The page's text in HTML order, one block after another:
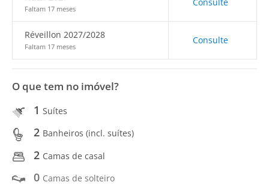
Faltam 17 meses
Réveillon 2027/2028
Faltam 17 meses
Consulte
O que tem no imóvel?
1 Suítes
2 Banheiros (incl. suítes)
2 Camas de casal
0 Camas de solteiro